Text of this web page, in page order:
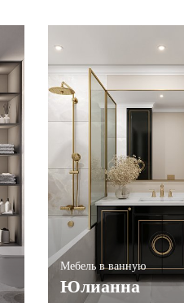
МДФ
Шпон
ПРИМЕНИТЬ
Мебель в ванную
Юлианна